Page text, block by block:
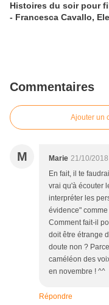
Histoires du soir pour
- Francesca Cavallo,
Commentaires
Ajouter un
M Marie 21/10/
En fait, il te
vrai qu'à écouter
interpréter les
évidence"
Comment fait-il
doit être étrange
doute non ?
caméléon des
en novembre ! ^^
Répondre